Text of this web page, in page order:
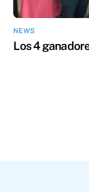
NEWS
Los 4